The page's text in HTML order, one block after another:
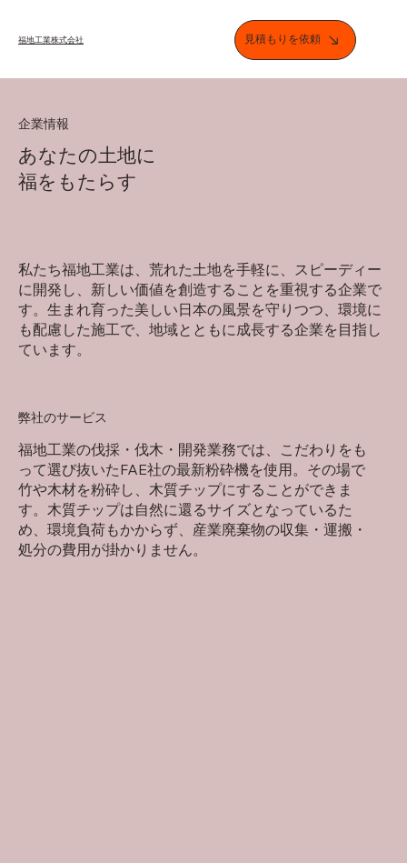
​福地工業株式会社 見積もりを依頼
​あなたの土地に
福をもたらす
企業情報
​私たち福地工業は、荒れた土地を手軽に、スピーディー
に開発し、新しい価値を創造することを重視する企業で
す。生まれ育った美しい日本の風景を守りつつ、環境に
も配慮した施工で、地域とともに成長する企業を目指し
ています。
弊社のサービス
福地工業の伐採・伐木・開発業務では、こだわりをも
って選び抜いたFAE社の最新粉砕機を使用。その場で
竹や木材を粉砕し、木質チップにすることができま
す。木質チップは自然に還るサイズとなっているた
め、環境負荷もかからず、産業廃棄物の収集・運搬・
処分の費用が掛かりません。